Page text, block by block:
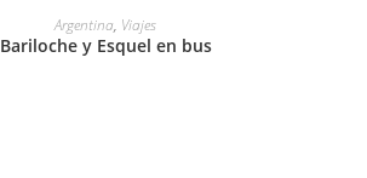
LEER MÁS
Argentina, Viajes
Bariloche y Esquel en bus